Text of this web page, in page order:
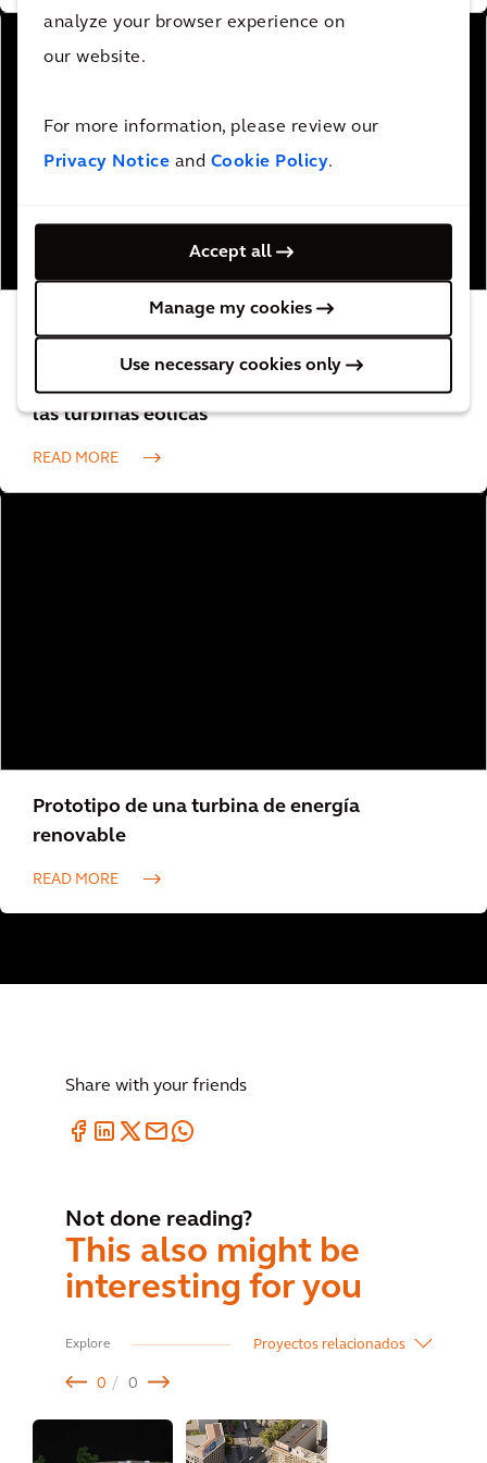
analyze your browser experience on
our website.
For more information, please review our
Privacy Notice and Cookie Policy.
Accept all
Manage my cookies
Use necessary cookies only
proporciona información sobre el ruido, el
parpadeo de las sombras y las experiencias de
las turbinas eólicas
READ MORE
Prototipo de una turbina de energía
renovable
READ MORE
Share with your friends
Not done reading?
This also might be
interesting for you
Explore Proyectos relacionados
0 0